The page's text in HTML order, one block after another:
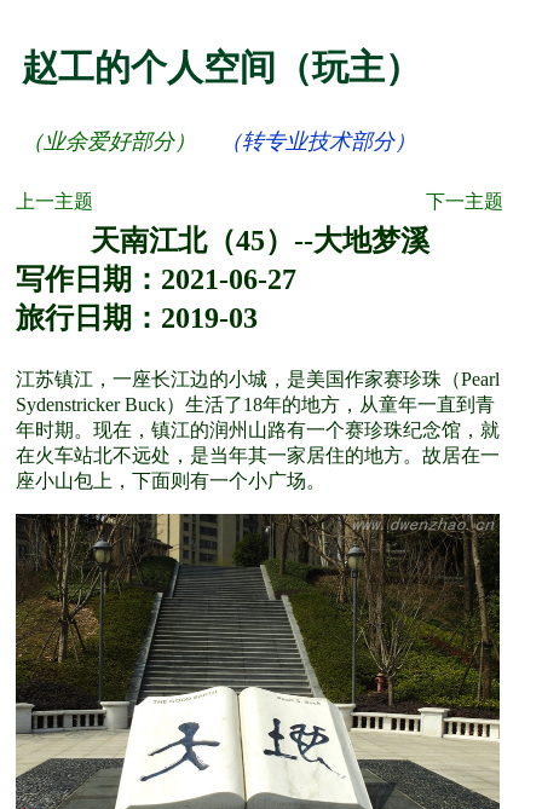
赵工的个人空间（玩主）
（业余爱好部分） （转专业技术部分）
上一主题 下一主题
天南江北（45）--大地梦溪
写作日期：2021-06-27
旅行日期：2019-03
江苏镇江，一座长江边的小城，是美国作家赛珍珠（Pearl
Sydenstricker Buck）生活了18年的地方，从童年一直到青
年时期。现在，镇江的润州山路有一个赛珍珠纪念馆，就
在火车站北不远处，是当年其一家居住的地方。故居在一
座小山包上，下面则有一个小广场。